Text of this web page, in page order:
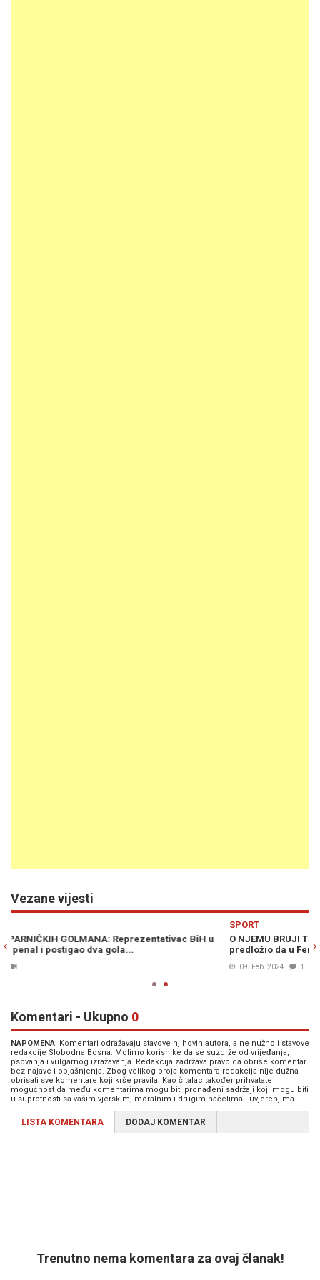
Vezane vijesti
O NJEMU BRUJI TURSKA: Edin Džeko odabrao nasljednika,
predložio da u Fenerbahce dovedu reprezentativca BiH
Komentari - Ukupno 0
NAPOMENA: Komentari odražavaju stavove njihovih autora, a ne nužno i stavove
redakcije Slobodna Bosna. Molimo korisnike da se suzdrže od vrijeđanja,
psovanja i vulgarnog izražavanja. Redakcija zadržava pravo da obriše komentar
bez najave i objašnjenja. Zbog velikog broja komentara redakcija nije dužna
obrisati sve komentare koji krše pravila. Kao čitalac također prihvatate
mogućnost da među komentarima mogu biti pronađeni sadržaji koji mogu biti
u suprotnosti sa vašim vjerskim, moralnim i drugim načelima i uvjerenjima.
LISTA KOMENTARA DODAJ KOMENTAR
Trenutno nema komentara za ovaj članak!